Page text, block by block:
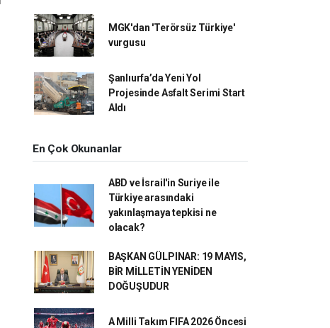
MGK'dan 'Terörsüz Türkiye'
vurgusu
Şanlıurfa’da Yeni Yol
Projesinde Asfalt Serimi Start
Aldı
En Çok Okunanlar
ABD ve İsrail'in Suriye ile
Türkiye arasındaki
yakınlaşmaya tepkisi ne
olacak?
BAŞKAN GÜLPINAR: 19 MAYIS,
BİR MİLLETİN YENİDEN
DOĞUŞUDUR
A Milli Takım FIFA 2026 Öncesi